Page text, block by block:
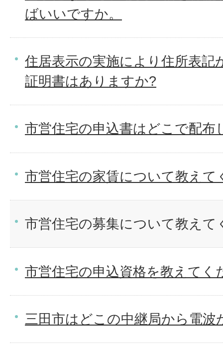
ばいいですか。
住居表示の実施により住所表記
証明書はありますか?
市営住宅の申込書はどこで配布
市営住宅の家賃について教えて
市営住宅の募集について教えて
市営住宅の申込資格を教えてく
三田市はどこの中継局から電波